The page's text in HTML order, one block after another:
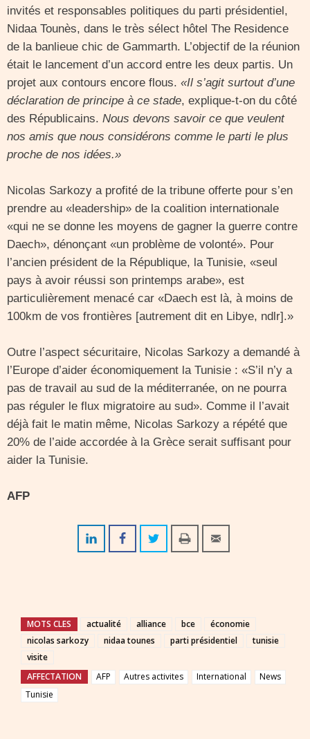
invités et responsables politiques du parti présidentiel,
Nidaa Tounès, dans le très sélect hôtel The Residence
de la banlieue chic de Gammarth. L’objectif de la réunion
était le lancement d’un accord entre les deux partis. Un
projet aux contours encore flous. «Il s’agit surtout d’une
déclaration de principe à ce stade, explique-t-on du côté
des Républicains. Nous devons savoir ce que veulent
nos amis que nous considérons comme le parti le plus
proche de nos idées.»
Nicolas Sarkozy a profité de la tribune offerte pour s’en
prendre au «leadership» de la coalition internationale
«qui ne se donne les moyens de gagner la guerre contre
Daech», dénonçant «un problème de volonté». Pour
l’ancien président de la République, la Tunisie, «seul
pays à avoir réussi son printemps arabe», est
particulièrement menacé car «Daech est là, à moins de
100km de vos frontières [autrement dit en Libye, ndlr].»
Outre l’aspect sécuritaire, Nicolas Sarkozy a demandé à
l’Europe d’aider économiquement la Tunisie : «S’il n’y a
pas de travail au sud de la méditerranée, on ne pourra
pas réguler le flux migratoire au sud». Comme il l’avait
déjà fait le matin même, Nicolas Sarkozy a répété que
20% de l’aide accordée à la Grèce serait suffisant pour
aider la Tunisie.
AFP
MOTS CLES actualité alliance bce
économie
nicolas sarkozy
nidaa tounes parti présidentiel
tunisie
visite
AFFECTATION
AFP Autres activites International
News
Tunisie